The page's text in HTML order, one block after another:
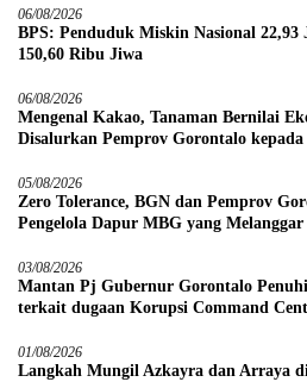
06/08/2026
BPS: Penduduk Miskin Nasional
150,60 Ribu Jiwa
06/08/2026
Mengenal Kakao, Tanaman Bernilai
Disalurkan Pemprov Gorontalo kepada
05/08/2026
Zero Tolerance, BGN dan Pemprov
Pengelola Dapur MBG yang Melanggar
03/08/2026
Mantan Pj Gubernur Gorontalo
terkait dugaan Korupsi Command
01/08/2026
Langkah Mungil Azkayra dan Arraya